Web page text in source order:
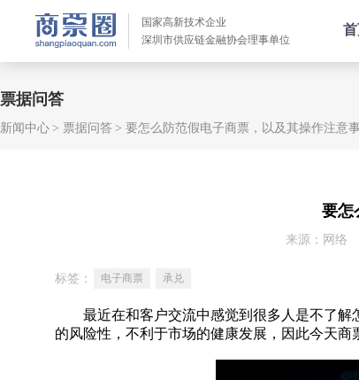
国家高新技术企业
深圳市供应链金融协会理事单位
票据问答
新闻中心 票据问答 要怎么防范假电子商票，以及其操作注意
要怎
来源：网络
标签： 电子商票 承兑
最近在和客户交流中感觉到很多人是不了解
的风险性，不利于市场的健康发展，因此今天商